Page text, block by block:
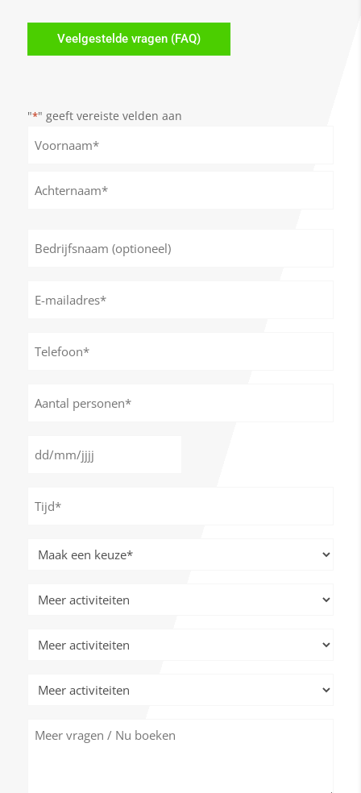
Veelgestelde vragen (FAQ)
"*" geeft vereiste velden aan
(optioneel)
mailadres
personen
DD
MM
slash
Meer
activiteiten
Meer
activiteiten
Meer
activiteiten
Meer
activiteiten
Meer
vragen